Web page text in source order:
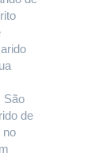
São
de
no